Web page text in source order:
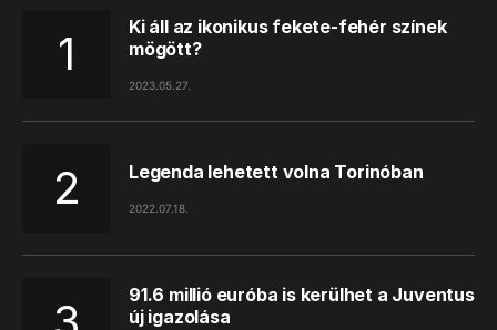
Ki áll az ikonikus fekete-fehér színek
mögött?
2023.05.27.
Legenda lehetett volna Torinóban
2022.07.18.
91.6 millió euróba is kerülhet a Juventus
új igazolása